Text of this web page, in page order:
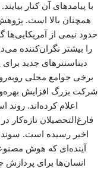
با پیامدهای آن کنار
حدود نیمی از
را بیشتر نگران‌کننده
اعلام کرده‌اند.
اخیر رسیده است.
آینده‌ای که هوش
انسان‌ها برای پردازش